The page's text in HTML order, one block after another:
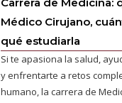
Médico Cirujano,
qué estudiarla
Si te apasiona la salud,
y enfrentarte a retos
humano, la carrera de